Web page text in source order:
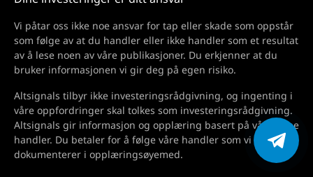
Vi påtar oss ikke noe ansvar for tap eller skade som oppstår
som følge av at du handler eller ikke handler som et resultat
av å lese noen av våre publikasjoner. Du erkjenner at du
bruker informasjonen vi gir deg på egen risiko.
Altsignals tilbyr ikke investeringsrådgivning, og ingenting i
våre oppfordringer skal tolkes som investeringsrådgivning.
Altsignals gir informasjon og opplæring basert på våre egne
handler. Du betaler for å følge våre handler som vi
dokumenterer i opplæringsøyemed.